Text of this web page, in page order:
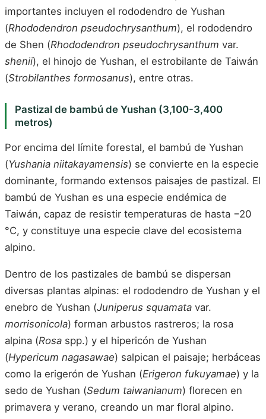
importantes incluyen el rododendro de Yushan
(Rhododendron pseudochrysanthum), el rododendro
de Shen (Rhododendron pseudochrysanthum var.
shenii), el hinojo de Yushan, el estrobilante de Taiwán
(Strobilanthes formosanus), entre otras.
Pastizal de bambú de Yushan (3,100-3,400
metros)
Por encima del límite forestal, el bambú de Yushan
(Yushania niitakayamensis) se convierte en la especie
dominante, formando extensos paisajes de pastizal. El
bambú de Yushan es una especie endémica de
Taiwán, capaz de resistir temperaturas de hasta −20
°C, y constituye una especie clave del ecosistema
alpino.
Dentro de los pastizales de bambú se dispersan
diversas plantas alpinas: el rododendro de Yushan y el
enebro de Yushan (Juniperus squamata var.
morrisonicola) forman arbustos rastreros; la rosa
alpina (Rosa spp.) y el hipericón de Yushan
(Hypericum nagasawae) salpican el paisaje; herbáceas
como la erigerón de Yushan (Erigeron fukuyamae) y la
sedo de Yushan (Sedum taiwanianum) florecen en
primavera y verano, creando un mar floral alpino.